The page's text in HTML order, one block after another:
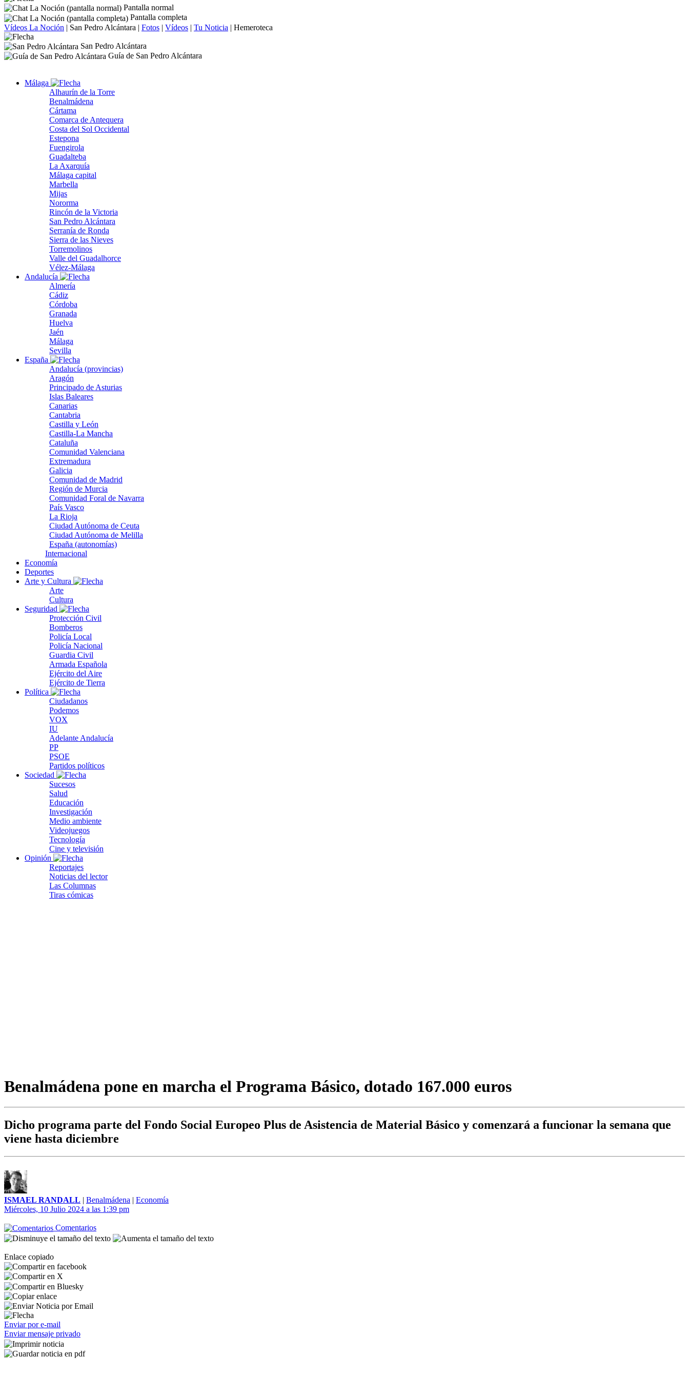
Pantalla normal
Pantalla completa
Vídeos La Noción | San Pedro Alcántara | Fotos | Vídeos | Tu Noticia | Hemeroteca
San Pedro Alcántara
Guía de San Pedro Alcántara
Málaga
Alhaurín de la Torre
Benalmádena
Cártama
Comarca de Antequera
Costa del Sol Occidental
Estepona
Fuengirola
Guadalteba
La Axarquía
Málaga capital
Marbella
Mijas
Nororma
Rincón de la Victoria
San Pedro Alcántara
Serranía de Ronda
Sierra de las Nieves
Torremolinos
Valle del Guadalhorce
Vélez-Málaga
Andalucía
Almería
Cádiz
Córdoba
Granada
Huelva
Jaén
Málaga
Sevilla
España
Andalucía (provincias)
Aragón
Principado de Asturias
Islas Baleares
Canarias
Cantabria
Castilla y León
Castilla-La Mancha
Cataluña
Comunidad Valenciana
Extremadura
Galicia
Comunidad de Madrid
Región de Murcia
Comunidad Foral de Navarra
País Vasco
La Rioja
Ciudad Autónoma de Ceuta
Ciudad Autónoma de Melilla
España (autonomías)
Internacional
Economía
Deportes
Arte y Cultura
Arte
Cultura
Seguridad
Protección Civil
Bomberos
Policía Local
Policía Nacional
Guardia Civil
Armada Española
Ejército del Aire
Ejército de Tierra
Política
Ciudadanos
Podemos
VOX
IU
Adelante Andalucía
PP
PSOE
Partidos políticos
Sociedad
Sucesos
Salud
Educación
Investigación
Medio ambiente
Videojuegos
Tecnología
Cine y televisión
Opinión
Reportajes
Noticias del lector
Las Columnas
Tiras cómicas
Benalmádena pone en marcha el Programa Básico, dotado 167.000 euros
Dicho programa parte del Fondo Social Europeo Plus de Asistencia de Material Básico y comenzará a funcionar la semana que
viene hasta diciembre
ISMAEL RANDALL | Benalmádena | Economía
Miércoles, 10 Julio 2024 a las 1:39 pm
Comentarios
Enlace copiado
Enviar por e-mail
Enviar mensaje privado